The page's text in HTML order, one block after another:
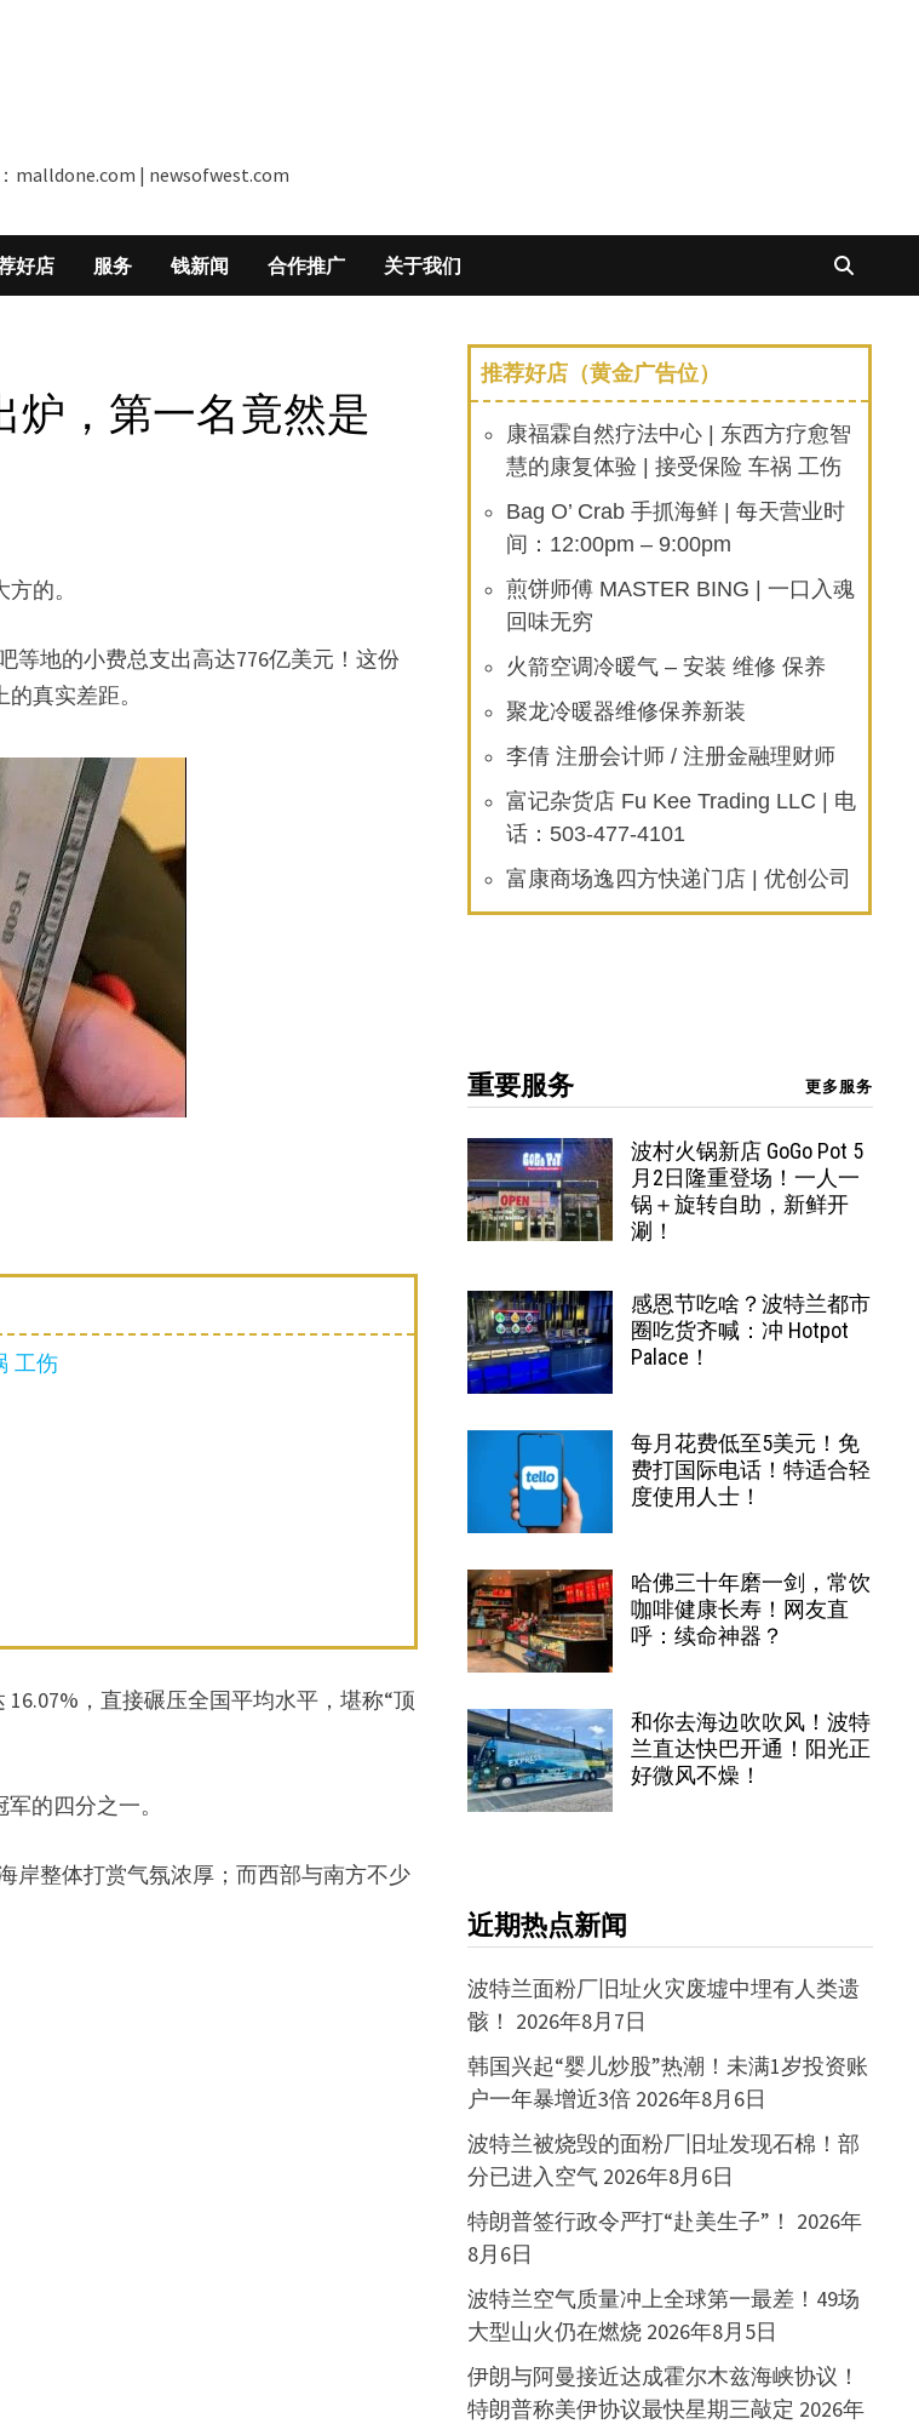
malldone.com | newsofwest.com
好店 服务 钱新闻 合作推广 关于我们
炉，第一名竟然是
的。
等地的小费总支出高达776亿美元！这份
真实差距。
工伤
，直接碾压全国平均水平，堪称“顶
的四分之一。
岸整体打赏气氛浓厚；而西部与南方不少
推荐好店（黄金广告位）
康福霖自然疗法中心 | 东西方疗愈智
慧的康复体验 | 接受保险 车祸 工伤
Bag O’ Crab 手抓海鲜 | 每天营业时
间：12:00pm – 9:00pm
煎饼师傅 MASTER BING | 一口入魂
回味无穷
火箭空调冷暖气 – 安装 维修 保养
聚龙冷暖器维修保养新装
李倩 注册会计师 / 注册金融理财师
富记杂货店 Fu Kee Trading LLC | 电
话：503-477-4101
富康商场逸四方快递门店 | 优创公司
重要服务 更多服务
波村火锅新店 GoGo Pot 5
月2日隆重登场！一人一
锅＋旋转自助，新鲜开
涮！
感恩节吃啥？波特兰都市
圈吃货齐喊：冲 Hotpot
Palace！
每月花费低至5美元！免
费打国际电话！特适合轻
度使用人士！
哈佛三十年磨一剑，常饮
咖啡健康长寿！网友直
呼：续命神器？
和你去海边吹吹风！波特
兰直达快巴开通！阳光正
好微风不燥！
近期热点新闻
波特兰面粉厂旧址火灾废墟中埋有人类遗
骸！ 2026年8月7日
韩国兴起“婴儿炒股”热潮！未满1岁投资账
户一年暴增近3倍 2026年8月6日
波特兰被烧毁的面粉厂旧址发现石棉！部
分已进入空气 2026年8月6日
特朗普签行政令严打“赴美生子”！ 2026年
8月6日
波特兰空气质量冲上全球第一最差！49场
大型山火仍在燃烧 2026年8月5日
伊朗与阿曼接近达成霍尔木兹海峡协议！
特朗普称美伊协议最快星期三敲定 2026年